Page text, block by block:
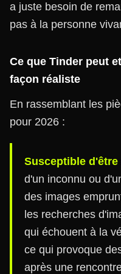
a juste besoin de
pas à la personne
Ce que Tinder peut
façon réaliste
En rassemblant les
pour 2026 :
Susceptible d'être
d'un inconnu ou
des images
les recherches
qui échouent à la
ce qui provoque
après une